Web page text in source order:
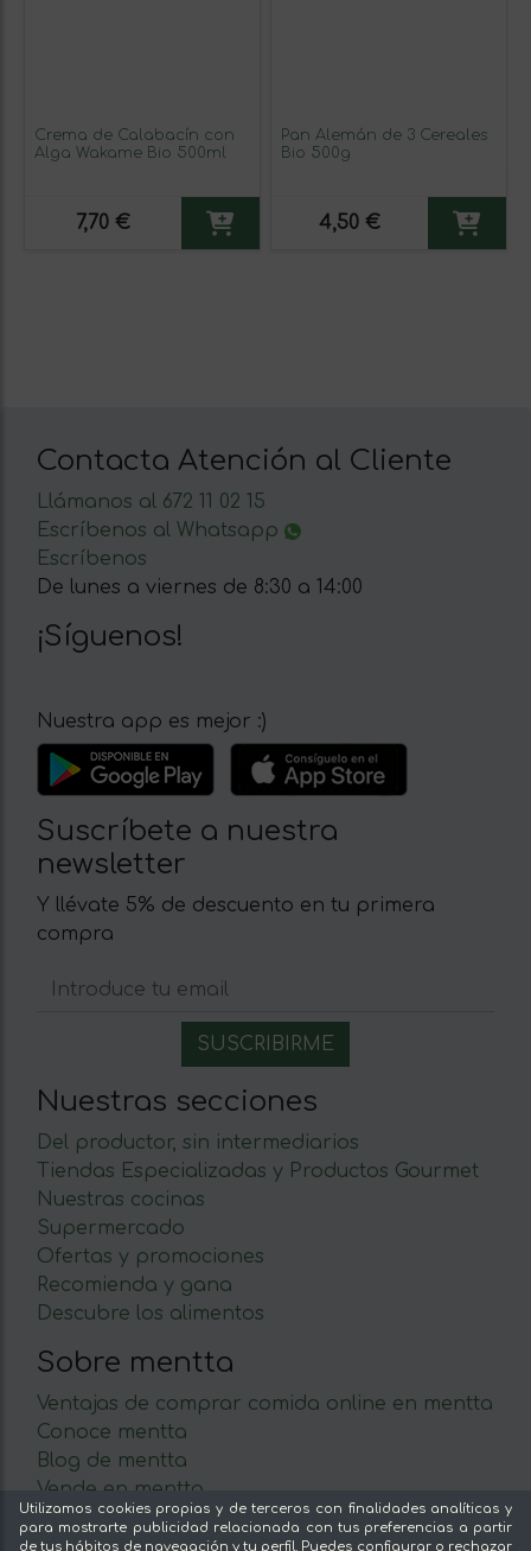
Crema de Calabacín con
Alga Wakame Bio 500ml
7,70 €
Pan Alemán de 3 Cereales
Bio 500g
4,50 €
Contacta Atención al Cliente
Llámanos al 672 11 02 15
Escríbenos al Whatsapp
Escríbenos
De lunes a viernes de 8:30 a 14:00
¡Síguenos!
Nuestra app es mejor :)
Suscríbete a nuestra
newsletter
Y llévate 5% de descuento en tu primera
compra
Nuestras secciones
Del productor, sin intermediarios
Tiendas Especializadas y Productos Gourmet
Nuestras cocinas
Supermercado
Ofertas y promociones
Recomienda y gana
Descubre los alimentos
Sobre mentta
Ventajas de comprar comida online en mentta
Conoce mentta
Blog de mentta
Vende en mentta
Fidelización
Preguntas frecuentes
Utilizamos cookies propias y de terceros con finalidades analíticas y
para mostrarte publicidad relacionada con tus preferencias a partir
de tus hábitos de navegación y tu perfil. Puedes configurar o rechazar